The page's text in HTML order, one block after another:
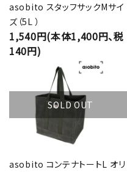
asobito スタッフサックMサイ
ズ（5L ）
1,540円(本体1,400円、税
140円)
SOLD OUT
asobito コンテナトートL オリ